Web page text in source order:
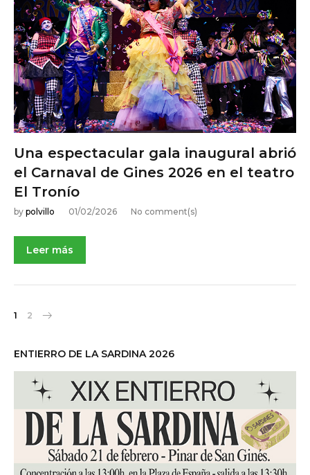
Una espectacular gala inaugural abrió
el Carnaval de Gines 2026 en el teatro
El Tronío
01/02/2026
by polvillo No comment(s)
Leer más
N
a
g
n
t
1 2
ENTIERRO DE LA SARDINA 2026